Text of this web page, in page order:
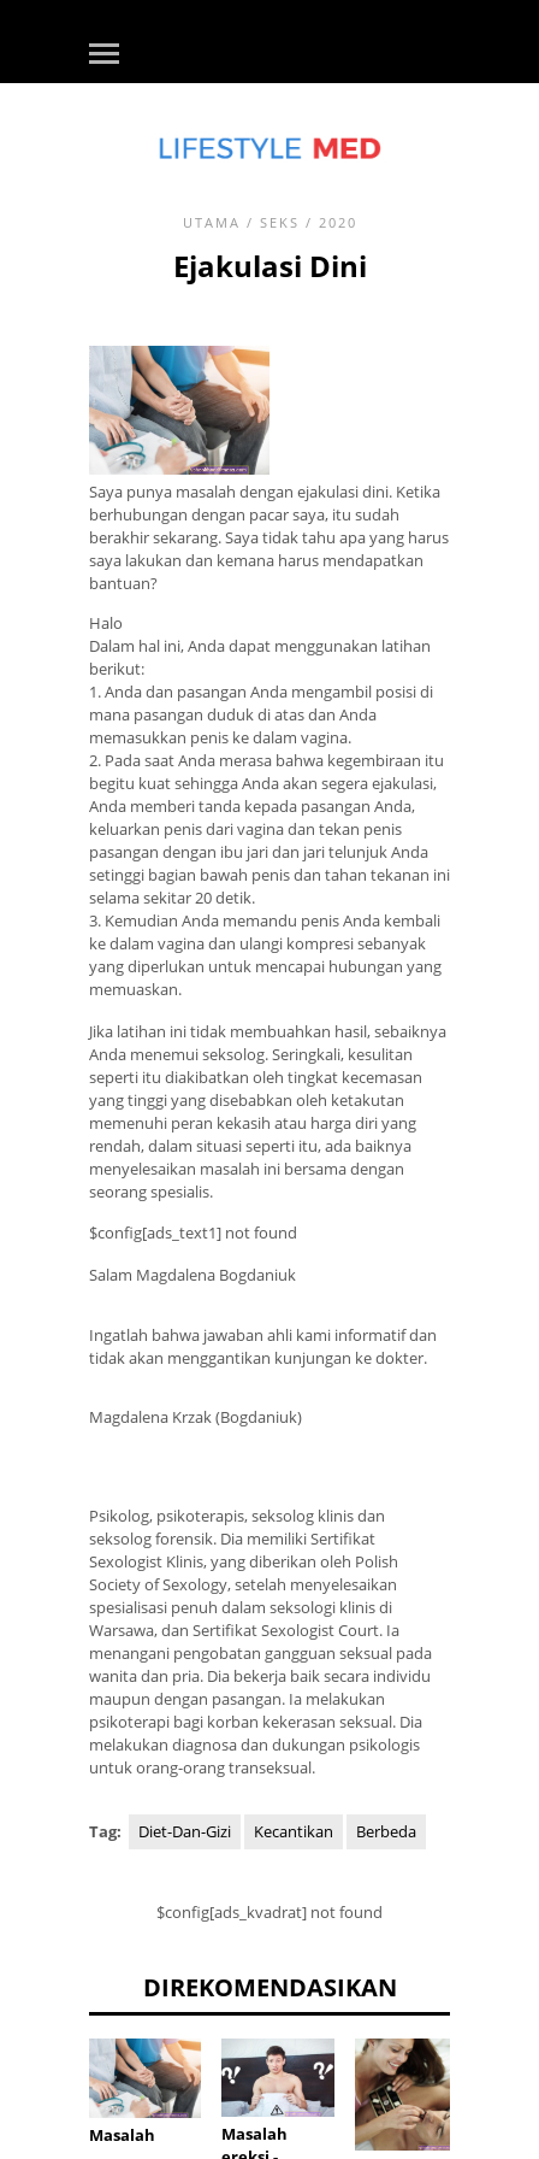
UTAMA / SEKS / 2020
Ejakulasi Dini
Saya punya masalah dengan ejakulasi dini. Ketika
berhubungan dengan pacar saya, itu sudah
berakhir sekarang. Saya tidak tahu apa yang harus
saya lakukan dan kemana harus mendapatkan
bantuan?
Halo
Dalam hal ini, Anda dapat menggunakan latihan
berikut:
1. Anda dan pasangan Anda mengambil posisi di
mana pasangan duduk di atas dan Anda
memasukkan penis ke dalam vagina.
2. Pada saat Anda merasa bahwa kegembiraan itu
begitu kuat sehingga Anda akan segera ejakulasi,
Anda memberi tanda kepada pasangan Anda,
keluarkan penis dari vagina dan tekan penis
pasangan dengan ibu jari dan jari telunjuk Anda
setinggi bagian bawah penis dan tahan tekanan ini
selama sekitar 20 detik.
3. Kemudian Anda memandu penis Anda kembali
ke dalam vagina dan ulangi kompresi sebanyak
yang diperlukan untuk mencapai hubungan yang
memuaskan.
Jika latihan ini tidak membuahkan hasil, sebaiknya
Anda menemui seksolog. Seringkali, kesulitan
seperti itu diakibatkan oleh tingkat kecemasan
yang tinggi yang disebabkan oleh ketakutan
memenuhi peran kekasih atau harga diri yang
rendah, dalam situasi seperti itu, ada baiknya
menyelesaikan masalah ini bersama dengan
seorang spesialis.
$config[ads_text1] not found
Salam Magdalena Bogdaniuk
Ingatlah bahwa jawaban ahli kami informatif dan
tidak akan menggantikan kunjungan ke dokter.
Magdalena Krzak (Bogdaniuk)
Psikolog, psikoterapis, seksolog klinis dan
seksolog forensik. Dia memiliki Sertifikat
Sexologist Klinis, yang diberikan oleh Polish
Society of Sexology, setelah menyelesaikan
spesialisasi penuh dalam seksologi klinis di
Warsawa, dan Sertifikat Sexologist Court. Ia
menangani pengobatan gangguan seksual pada
wanita dan pria. Dia bekerja baik secara individu
maupun dengan pasangan. Ia melakukan
psikoterapi bagi korban kekerasan seksual. Dia
melakukan diagnosa dan dukungan psikologis
untuk orang-orang transeksual.
Tag: Diet-Dan-Gizi Kecantikan Berbeda
$config[ads_kvadrat] not found
DIREKOMENDASIKAN
Masalah
Masalah